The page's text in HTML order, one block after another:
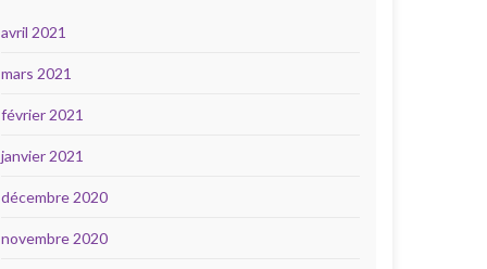
avril 2021
mars 2021
février 2021
janvier 2021
décembre 2020
novembre 2020